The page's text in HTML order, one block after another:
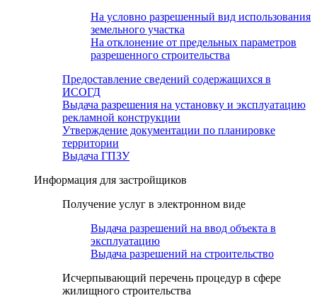
На условно разрешенный вид использования
земельного участка
На отклонение от предельных параметров
разрешенного строительства
Предоставление сведений содержащихся в
ИСОГД
Выдача разрешения на установку и эксплуатацию
рекламной конструкции
Утверждение документации по планировке
территории
Выдача ГПЗУ
Информация для застройщиков
Получение услуг в электронном виде
Выдача разрешений на ввод объекта в
эксплуатацию
Выдача разрешений на строительство
Исчерпывающий перечень процедур в сфере
жилищного строительства